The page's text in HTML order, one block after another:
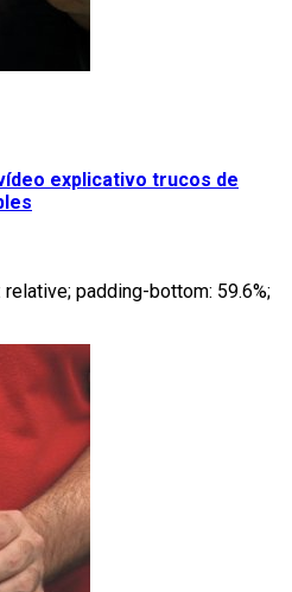
explicativo trucos de
padding-bottom: 59.6%;